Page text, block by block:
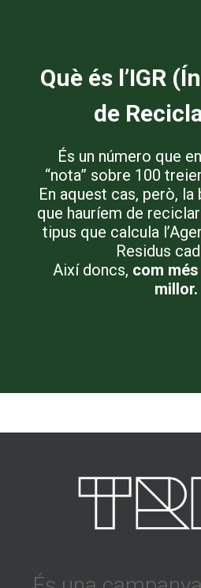
Què és l’IGR
de
És un número que
“nota” sobre 100
En aquest cas, però, la
que hauríem de
tipus que calcula
Residus
Així doncs, com
millor.